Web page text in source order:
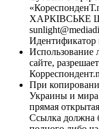
ХАРКІВСЬКЕ
Идентификатор
Использование
сайте,
При
Украины и
прямая
Ссылка должна